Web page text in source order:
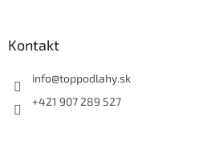
Kontakt
info@toppodlahy.sk
+421 907 289 527